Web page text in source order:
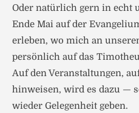
Oder natürlich gern in echt
Ende Mai auf der
erleben, wo mich an
persönlich auf das
Auf den Veranstaltungen,
hinweisen, wird es dazu —
wieder Gelegenheit geben.